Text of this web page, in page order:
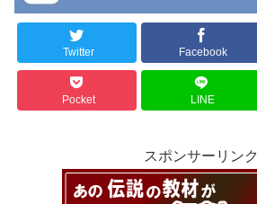
Twitter Facebook
Pocket LINE
スポンサーリンク